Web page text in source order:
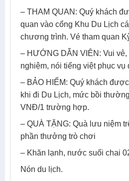
– THAM QUAN: Quý khách
quan vào cổng Khu Du Lịch
chương trình. Vé tham quan
– HƯỚNG DẪN VIÊN: Vui
nghiệm, nói tiếng việt phục vụ
– BẢO HIỂM: Quý khách
khi đi Du Lịch, mức bồi
VNĐ/1 trường hợp.
– QUÀ TẶNG: Quà lưu niệm
phần thưởng trò chơi
– Khăn lạnh, nước suối chai
Nón du lịch.